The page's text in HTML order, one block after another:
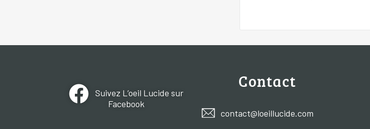
Suivez L’oeil Lucide sur
Facebook
Contact
contact@loeillucide.com